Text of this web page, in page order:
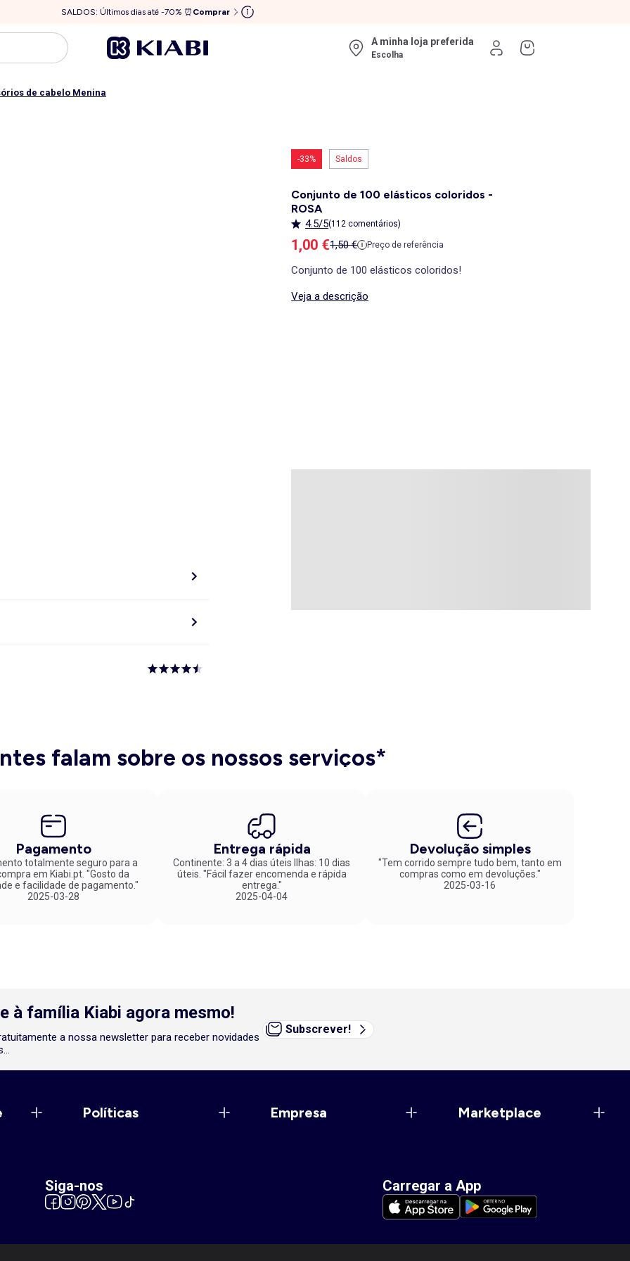
SALDOS: Últimos dias até -70% ⏰ Comprar
A minha loja preferida
Escolha
de cabelo Menina
-33% Saldos
Conjunto de 100 elásticos coloridos -
ROSA
4.5/5(112 comentários)
Preço de venda
1,00 €Preço de referência
1,50 € Preço de referência
Conjunto de 100 elásticos coloridos!
Veja a descrição
falam sobre os nossos serviços*
Pagamento
totalmente seguro para a
em Kiabi.pt. "Gosto da
e facilidade de pagamento."
2025-03-28
Entrega rápida
Continente: 3 a 4 dias úteis Ilhas: 10 dias
úteis. "Fácil fazer encomenda e rápida
entrega."
2025-04-04
Devolução simples
"Tem corrido sempre tudo bem, tanto em
compras como em devoluções."
2025-03-16
à família Kiabi agora mesmo!
a nossa newsletter para receber novidades
Subscrever!
Políticas Empresa Marketplace
Siga-nos Carregar a App